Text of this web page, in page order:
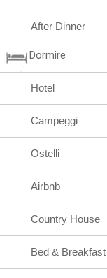
After Dinner
Dormire
Hotel
Campeggi
Ostelli
Airbnb
Country House
Bed & Breakfast